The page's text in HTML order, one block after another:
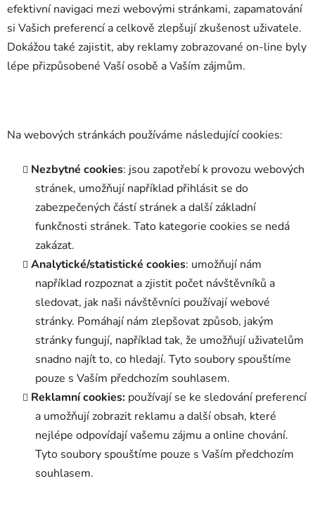
efektivní navigaci mezi webovými stránkami, zapamatování
si Vašich preferencí a celkově zlepšují zkušenost uživatele.
Dokážou také zajistit, aby reklamy zobrazované on-line byly
lépe přizpůsobené Vaší osobě a Vaším zájmům.
Na webových stránkách používáme následující cookies:
Nezbytné cookies: jsou zapotřebí k provozu webových
stránek, umožňují například přihlásit se do
zabezpečených částí stránek a další základní
funkčnosti stránek. Tato kategorie cookies se nedá
zakázat.
Analytické/statistické cookies: umožňují nám
například rozpoznat a zjistit počet návštěvníků a
sledovat, jak naši návštěvníci používají webové
stránky. Pomáhají nám zlepšovat způsob, jakým
stránky fungují, například tak, že umožňují uživatelům
snadno najít to, co hledají. Tyto soubory spouštíme
pouze s Vaším předchozím souhlasem.
Reklamní cookies: používají se ke sledování preferencí
a umožňují zobrazit reklamu a další obsah, které
nejlépe odpovídají vašemu zájmu a online chování.
Tyto soubory spouštíme pouze s Vaším předchozím
souhlasem.